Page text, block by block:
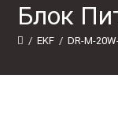
Блок
/ EKF / DR-M-